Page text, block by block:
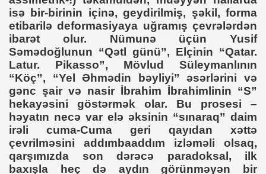
isə bir-birinin içinə, geydirilmiş, şəkil, forma
etibarilə deformasiyaya uğramış çevrələrdən
ibarət olur. Nümunə üçün Yusif
Səmədoğlunun “Qətl günü”, Elçinin “Qatar.
Latur. Pikasso”, Mövlud Süleymanlının
“Köç”, “Yel Əhmədin bəyliyi” əsərlərini və
gənc şair və nasir İbrahim İbrahimlinin “S”
hekayəsini göstərmək olar. Bu prosesi –
həyatın necə var elə əksinin “sınaraq” daim
irəli cuma-Cuma geri qayıdan xəttə
çevrilməsini addımbaaddım izləməli olsaq,
qarşımızda son dərəcə paradoksal, ilk
baxışla heç də aydın görünməyən bir